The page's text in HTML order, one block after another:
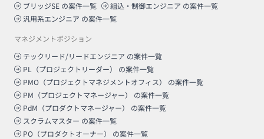
ブリッジSE の案件一覧 組込・制御エンジニア の案件一覧
汎用系エンジニア の案件一覧
マネジメントポジション
テックリード/リードエンジニア の案件一覧
PL（プロジェクトリーダー）
の案件一覧
PMO（プロジェクトマネジメントオフィス）
の案件一覧
PM（プロジェクトマネージャー）
の案件一覧
PdM（プロダクトマネージャー）
の案件一覧
スクラムマスター の案件一覧
PO（プロダクトオーナー）
の案件一覧